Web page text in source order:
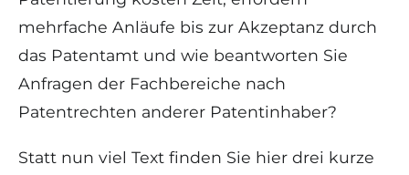
mehrfache Anläufe bis zur Akzeptanz durch
das Patentamt und wie beantworten Sie
Anfragen der Fachbereiche nach
Patentrechten anderer Patentinhaber?
Statt nun viel Text finden Sie hier drei kurze